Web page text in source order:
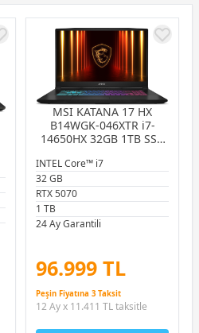
MSI KATANA 17 HX
B14WGK-046XTR i7-
14650HX 32GB 1TB SSD
QHD 240Hz FreeDOS
Gaming Notebook
INTEL Core™ i7
32 GB
RTX 5070
1 TB
24 Ay Garantili
96.999 TL
Peşin Fiyatına 3 Taksit
12 Ay x 11.411 TL taksitle